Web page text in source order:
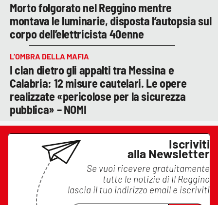
Morto folgorato nel Reggino mentre
montava le luminarie, disposta l’autopsia sul
corpo dell’elettricista 40enne
L’OMBRA DELLA MAFIA
I clan dietro gli appalti tra Messina e
Calabria: 12 misure cautelari. Le opere
realizzate «pericolose per la sicurezza
pubblica» – NOMI
Iscriviti
alla Newsletter
Se vuoi ricevere gratuitamente
tutte le notizie di Il Reggino
lascia il tuo indirizzo email e iscriviti